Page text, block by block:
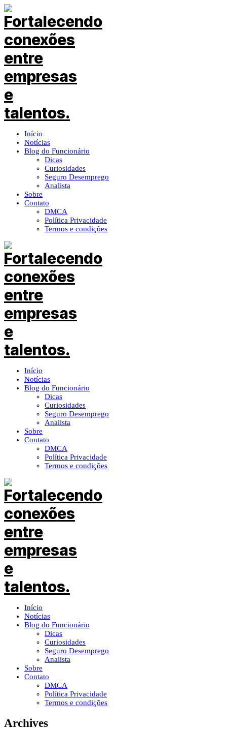
Início
Notícias
Blog do Funcionário
Dicas
Curiosidades
Seguro Desemprego
Analista
Sobre
Contato
DMCA
Política Privacidade
Termos e condições
Início
Notícias
Blog do Funcionário
Dicas
Curiosidades
Seguro Desemprego
Analista
Sobre
Contato
DMCA
Política Privacidade
Termos e condições
Início
Notícias
Blog do Funcionário
Dicas
Curiosidades
Seguro Desemprego
Analista
Sobre
Contato
DMCA
Política Privacidade
Termos e condições
Archives